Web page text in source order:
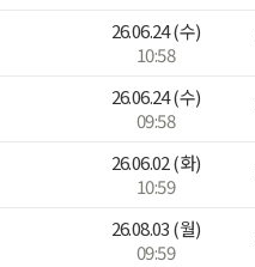
26.06.24(수)
10:58
26.06.24(수)
09:58
26.06.02(화)
10:59
26.08.03(월)
09:59